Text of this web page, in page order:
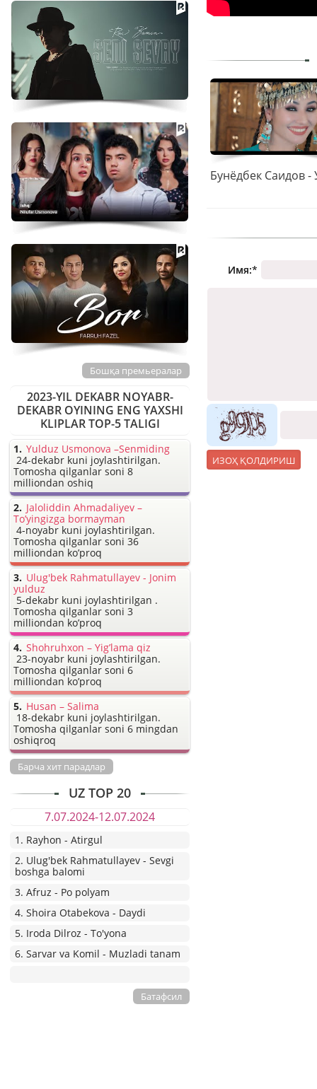
Имя:*
Бошқа премьералар
2023-YIL DEKABR NOYABR-
DEKABR OYINING ENG YAXSHI
KLIPLAR TOP-5 TALIGI
Yulduz Usmonova –Senmiding
24-dekabr kuni joylashtirilgan.
Tomosha qilganlar soni 8
milliondan oshiq
Jaloliddin Ahmadaliyev –
To’yingizga bormayman
4-noyabr kuni joylashtirilgan.
Tomosha qilganlar soni 36
milliondan ko’proq
Ulug'bek Rahmatullayev - Jonim
yulduz
5-dekabr kuni joylashtirilgan .
Tomosha qilganlar soni 3
milliondan ko’proq
Shohruhxon – Yig’lama qiz
23-noyabr kuni joylashtirilgan.
Tomosha qilganlar soni 6
milliondan ko’proq
Husan – Salima
18-dekabr kuni joylashtirilgan.
Tomosha qilganlar soni 6 mingdan
oshiqroq
Барча хит парадлар
UZ TOP 20
7.07.2024-12.07.2024
1. Rayhon - Atirgul
2. Ulug'bek Rahmatullayev - Sevgi
boshga balomi
3. Afruz - Po polyam
4. Shoira Otabekova - Daydi
5. Iroda Dilroz - To'yona
6. Sarvar va Komil - Muzladi tanam
Батафсил